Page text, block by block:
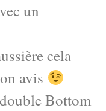
un
cela
avis
Bottom